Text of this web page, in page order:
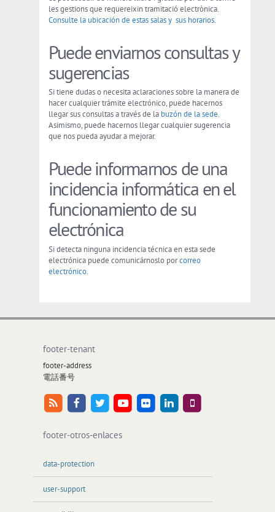
les gestions que requereixin tramitació electrònica.
Consulte la ubicación de estas salas y sus horarios.
Puede enviarnos consultas y
sugerencias
Si tiene dudas o necesita aclaraciones sobre la manera de
hacer cualquier trámite electrónico, puede hacernos
llegar sus consultas a través de la buzón de la sede.
Asimismo, puede hacernos llegar cualquier sugerencia
que nos pueda ayudar a mejorar.
Puede informarnos de una
incidencia informática en el
funcionamiento de su
electrónica
Si detecta ninguna incidencia técnica en esta sede
electrónica puede comunicárnoslo porcorreo
electrónico.
footer-tenant
footer-address
電話番号
footer-otros-enlaces
data-protection
user-support